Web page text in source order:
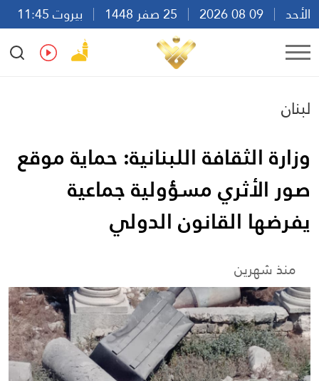
الأحد
بيروت 11:45
Ar
En Fr Es
لبنان
وزارة الثقافة اللبنانية: حماية موقع
صور الأثري مسؤولية جماعية
يفرضها القانون الدولي
منذ شهرين